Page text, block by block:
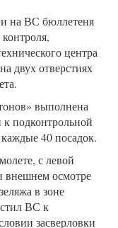
на ВС бюллетеня
центра
двух отверстиях
выполнена
подконтрольной
40 посадок.
с левой
внешнем осмотре
в зоне
ВС к
засверловки